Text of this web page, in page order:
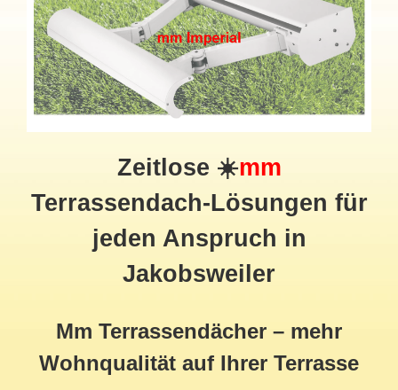
Zeitlose ☀️mm
Terrassendach-Lösungen für
jeden Anspruch in
Jakobsweiler
Mm Terrassendächer – mehr
Wohnqualität auf Ihrer Terrasse